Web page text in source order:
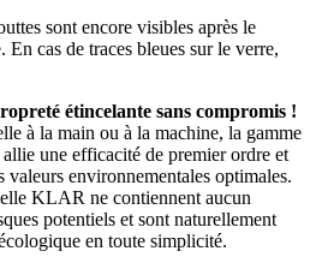
sont encore visibles après le
En cas de traces bleues sur le verre,
étincelante sans compromis !
à la main ou à la machine, la gamme
une efficacité de premier ordre et
valeurs environnementales optimales.
KLAR ne contiennent aucun
potentiels et sont naturellement
en toute simplicité.